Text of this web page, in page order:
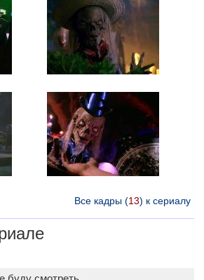
Все кадры (13) к сериалу